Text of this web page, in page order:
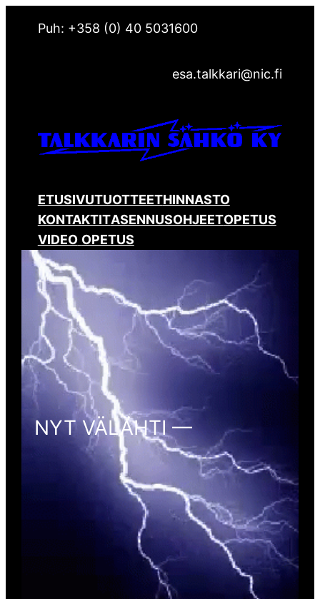
Puh: +358 (0) 40 5031600
esa.talkkari@nic.fi
ETUSIVUTUOTTEETHINNASTO
KONTAKTITASENNUSOHJEETOPETUS
VIDEO OPETUS
NYT VÄLÄHTI —